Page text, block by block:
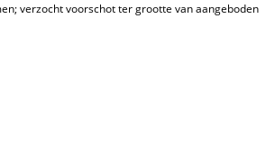
verzocht voorschot ter grootte van aangeboden